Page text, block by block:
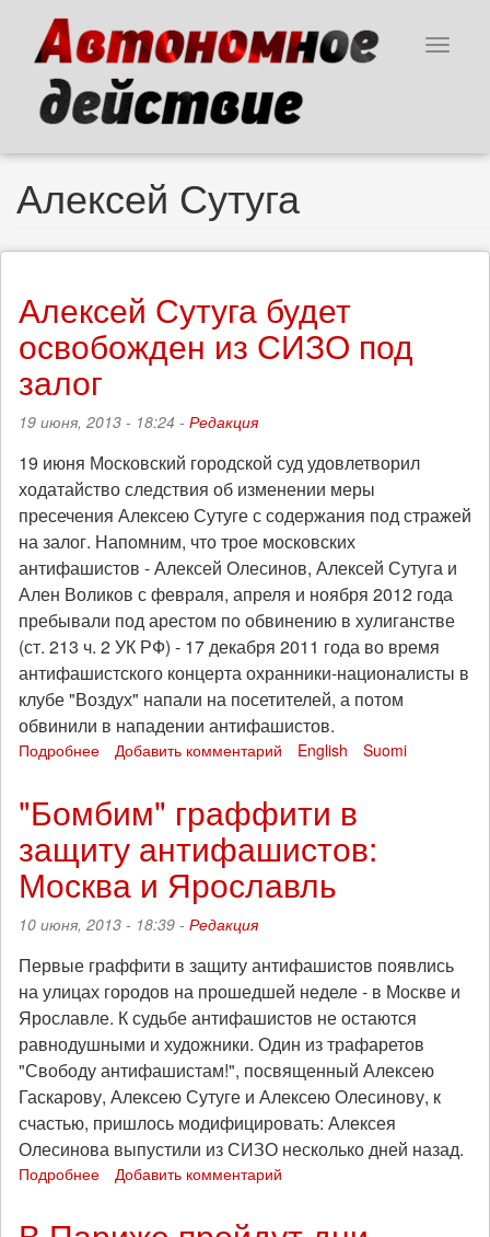
основному
содержанию
Toggle
Алексей Сутуга
Алексей Сутуга будет
освобожден из СИЗО под
залог
19 июня, 2013 - 18:24 - Редакция
19 июня Московский городской суд удовлетворил
ходатайство следствия об изменении меры
пресечения Алексею Сутуге с содержания под стражей
на залог. Напомним, что трое московских
антифашистов - Алексей Олесинов, Алексей Сутуга и
Ален Воликов с февраля, апреля и ноября 2012 года
пребывали под арестом по обвинению в хулиганстве
(ст. 213 ч. 2 УК РФ) - 17 декабря 2011 года во время
антифашистского концерта охранники-националисты в
клубе "Воздух" напали на посетителей, а потом
обвинили в нападении антифашистов.
Подробнее
будет
из
СИЗО
под
залог
Добавить комментарий English Suomi
"Бомбим" граффити в
защиту антифашистов:
Москва и Ярославль
10 июня, 2013 - 18:39 - Редакция
Первые граффити в защиту антифашистов появлись
на улицах городов на прошедшей неделе - в Москве и
Ярославле. К судьбе антифашистов не остаются
равнодушными и художники. Один из трафаретов
"Свободу антифашистам!", посвященный Алексею
Гаскарову, Алексею Сутуге и Алексею Олесинову, к
счастью, пришлось модифицировать: Алексея
Олесинова выпустили из СИЗО несколько дней назад.
Подробнее Добавить комментарий